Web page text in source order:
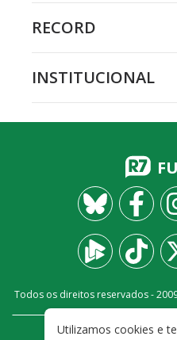
RECORD
INSTITUCIONAL
Todos os direitos reservados -
Utilizamos cookies e